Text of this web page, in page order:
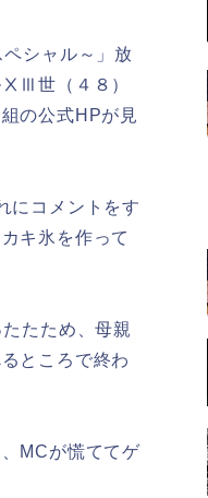
シャル～」放
ⅩⅢ世（４８）
の公式HPが見
にコメントをす
キ氷を作って
たため、母親
ところで終わ
MCが慌ててゲ